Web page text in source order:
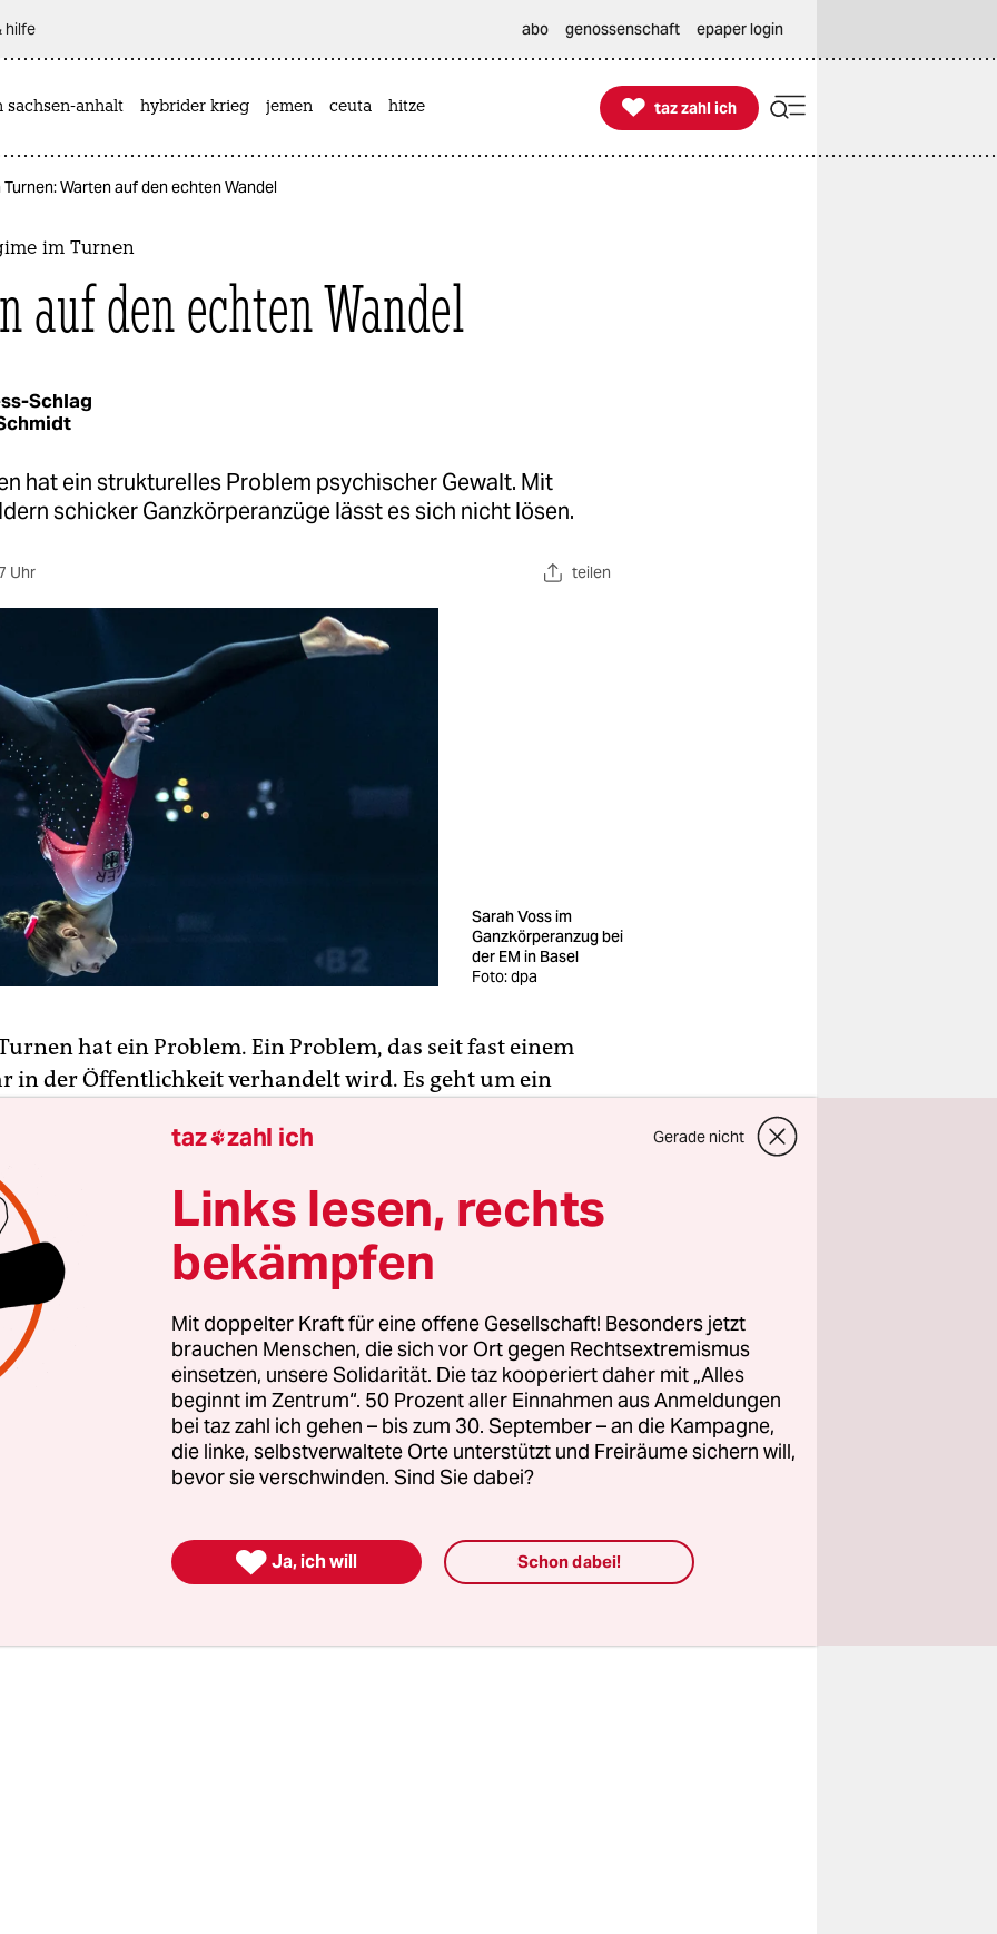
hilfe abo genossenschaft epaper login
sachsen-anhalt hybrider krieg jemen ceuta hitze 
taz zahl ich
taz zahl ich
Warten auf den echten Wandel
im Turnen
auf den echten Wandel
Schlag
hat ein strukturelles Problem psychischer Gewalt. Mit
schicker Ganzkörperanzüge lässt es sich nicht lösen.
Uhr teilen
Sarah Voss im
Ganzkörperanzug bei
der EM in Basel
Foto: dpa
hat ein Problem. Ein Problem, das seit fast einem
in der Öffentlichkeit verhandelt wird. Es geht um ein
absolute Macht und Kontrolle der Trai­ne­r:in,
und explizite Strafmaßnahmen, das Ignorieren von
die ständige persönliche Erniedrigung der
nicht nur, aber insbesondere im Kontext des
Turnerinnen.
ist die Überzeugung vieler, und für Leistung, also
wird man schließlich als Trai­ne­r:in im Hochleistungssport
Problem gibt es auch in Deutschland, wie die Ende Januar
Zusammenfassung der Untersuchung von Vorwürfen,
Turnerinnen gegen ihre Cheftrainerin erhoben haben,
taz zahl ich Gerade nicht
Links lesen, rechts
bekämpfen
Mit doppelter Kraft für eine offene Gesellschaft! Besonders jetzt
brauchen Menschen, die sich vor Ort gegen Rechtsextremismus
einsetzen, unsere Solidarität. Die taz kooperiert daher mit „Alles
beginnt im Zentrum“. 50 Prozent aller Einnahmen aus Anmeldungen
bei taz zahl ich gehen – bis zum 30. September – an die Kampagne,
die linke, selbstverwaltete Orte unterstützt und Freiräume sichern will,
bevor sie verschwinden. Sind Sie dabei?
 Ja, ich will Schon dabei!